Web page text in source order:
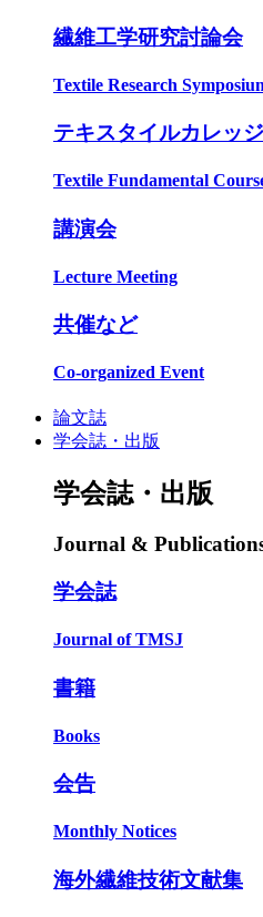
繊維工学研究討論会
Textile Research
テキスタイルカレッジ
Textile Fundamental
講演会
Lecture Meeting
共催など
Co-organized Event
論文誌
学会誌・出版
学会誌・出版
Journal &
学会誌
Journal of TMSJ
書籍
Books
会告
Monthly Notices
海外繊維技術文献集